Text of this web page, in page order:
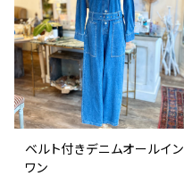
ベルト付きデニムオールイン
ワン